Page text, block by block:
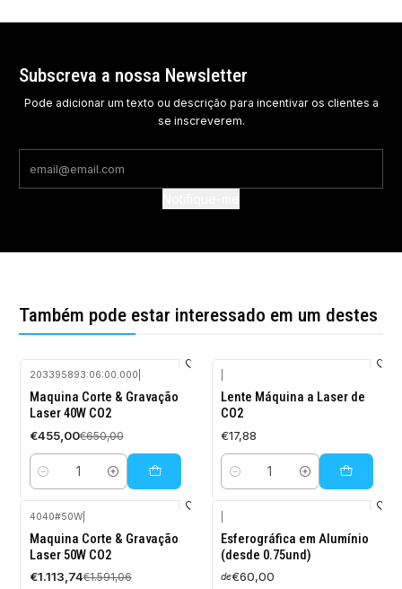
Subscreva a nossa Newsletter
Pode adicionar um texto ou descrição para incentivar os clientes a
se inscreverem.
Também pode estar interessado em um destes
-30%
DESCONTO
203395893:06:00.000
Maquina Corte & Gravação
Laser 40W CO2
€455,00€650,00
Quantidade
Lente Máquina a Laser de
CO2
€17,88
Quantidade
-30%
DESCONTO
4040#50W|
Maquina Corte & Gravação
Laser 50W CO2
€1.113,74€1.591,06
Esferográfica em Alumínio
(desde 0.75und)
de€60,00